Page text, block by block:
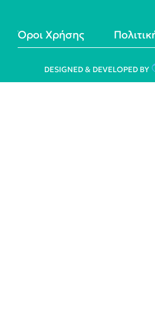
Όροι Χρήσης
DESIGNED & DEVELOPED BY